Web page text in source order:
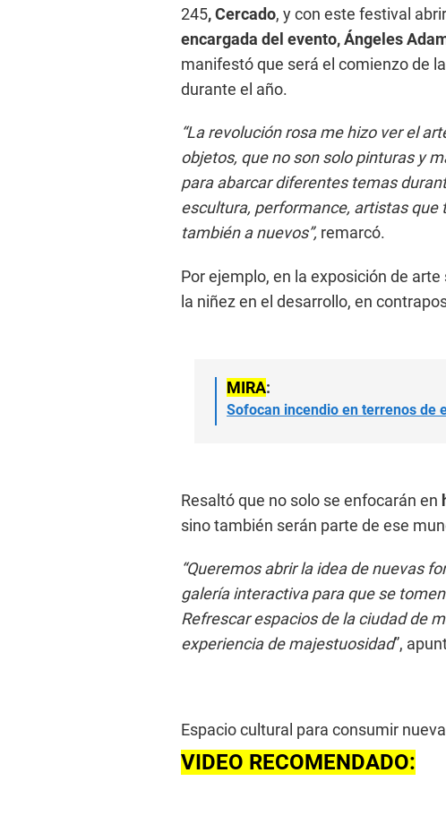
245, Cercado, y con este festival
encargada del evento, Ángeles
manifestó que será el comienzo de
durante el año.
“La revolución rosa me hizo ver el
objetos, que no son solo pinturas y
para abarcar diferentes temas
escultura, performance, artistas
también a nuevos”, remarcó.
Por ejemplo, en la exposición de
la niñez en el desarrollo, en
MIRA:
Sofocan incendio en terrenos de
Resaltó que no solo se enfocarán en
sino también serán parte de ese
“Queremos abrir la idea de nuevas
galería interactiva para que se
Refrescar espacios de la ciudad de
experiencia de majestuosidad”,
Espacio cultural para consumir
VIDEO RECOMENDADO: